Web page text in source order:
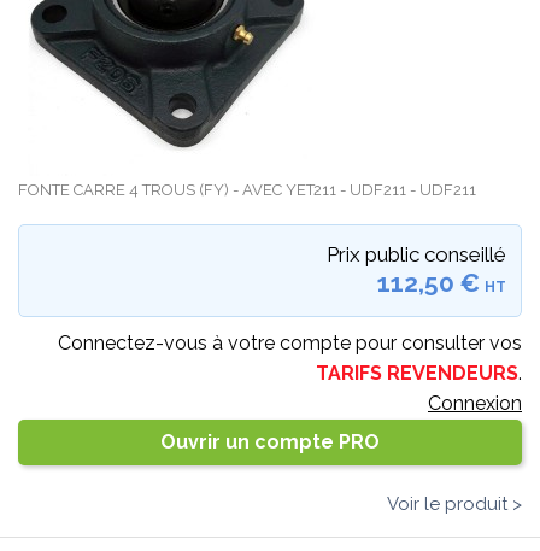
FONTE CARRE 4 TROUS (FY) - AVEC YET211 - UDF211 - UDF211
Prix public conseillé
112,50 € HT
Connectez-vous à votre compte pour consulter vos
TARIFS REVENDEURS.
Connexion
Ouvrir un compte PRO
Voir le produit >